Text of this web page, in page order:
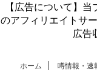
【広告について】
のアフィリエイトサ
広告
ホーム 噂情報・速